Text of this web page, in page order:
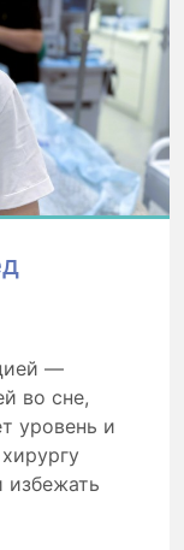
—
во сне,
уровень и
избежать